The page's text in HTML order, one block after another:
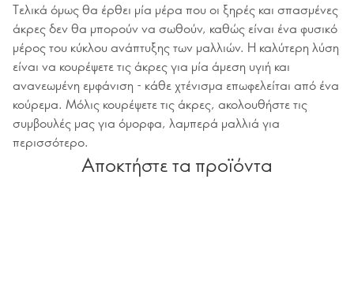
Τελικά όμως θα έρθει μία μέρα που οι ξηρές και σπασμένες
άκρες δεν θα μπορούν να σωθούν, καθώς είναι ένα φυσικό
μέρος του κύκλου ανάπτυξης των μαλλιών. Η καλύτερη λύση
είναι να κουρέψετε τις άκρες για μία άμεση υγιή και
ανανεωμένη εμφάνιση - κάθε χτένισμα επωφελείται από ένα
κούρεμα. Μόλις κουρέψετε τις άκρες, ακολουθήστε τις
συμβουλές μας για όμορφα, λαμπερά μαλλιά για
περισσότερο.
Αποκτήστε τα προϊόντα